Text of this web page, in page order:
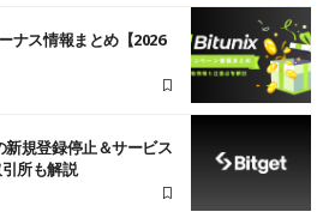
ナス情報まとめ【2026
規登録停止＆サービス
所も解説